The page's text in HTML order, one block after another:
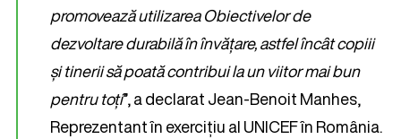
promovează utilizarea Obiectivelor de
dezvoltare durabilă în învățare, astfel încât copiii
și tinerii să poată contribui la un viitor mai bun
pentru toți”, a declarat Jean-Benoit Manhes,
Reprezentant în exercițiu al UNICEF în România.